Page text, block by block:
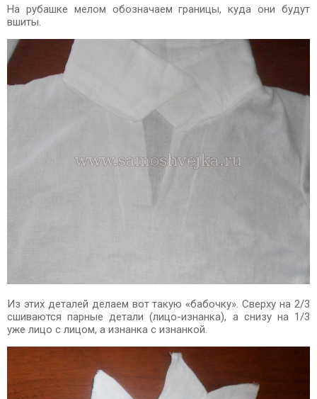
На рубашке мелом обозначаем границы, куда они будут
вшиты.
Из этих деталей делаем вот такую «бабочку». Сверху на 2/3
сшиваются парные детали (лицо-изнанка), а снизу на 1/3
уже лицо с лицом, а изнанка с изнанкой.